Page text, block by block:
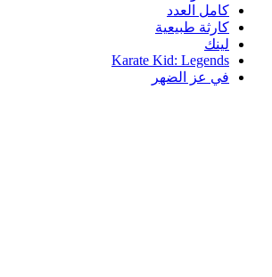
كامل العدد
كارثة طبيعية
لينك
Karate Kid: Legends
في عز الضهر